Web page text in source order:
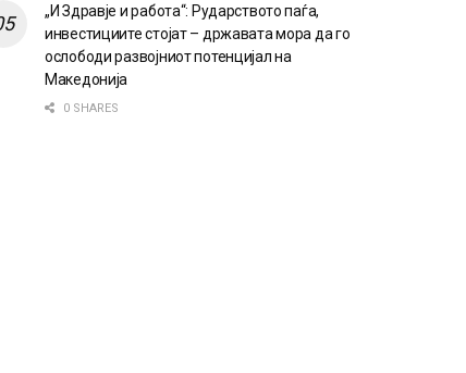
„И Здравје и работа“: Рударството паѓа,
инвестициите стојат – државата мора да го
ослободи развојниот потенцијал на
Македонија
0 SHARES